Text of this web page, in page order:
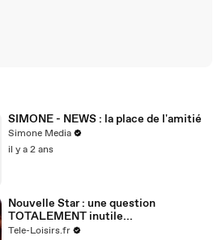
SIMONE - NEWS : la place de l'amitié
Simone Media
il y a 2 ans
Nouvelle Star : une question
TOTALEMENT inutile...
Tele-Loisirs.fr